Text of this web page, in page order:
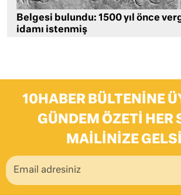
Belgesi bulundu: 1500 yıl önce
idamı istenmiş
10HABER BÜLTENINE
GÜNDEM ÖZETI HER
MAILINIZE